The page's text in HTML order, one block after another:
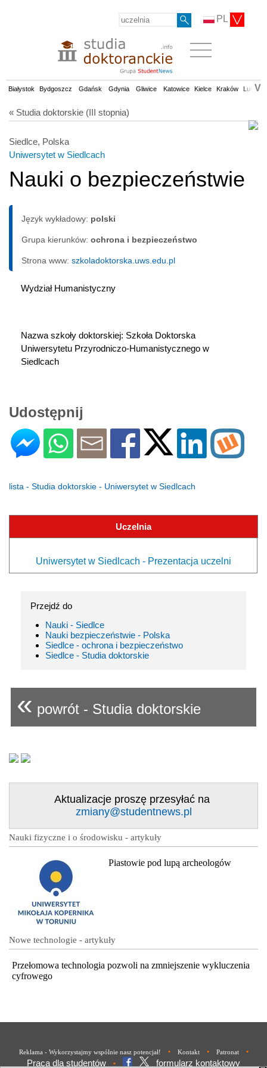
PL
Białystok Bydgoszcz Gdańsk Gdynia Gliwice Katowice Kielce Kraków Lublin
V
« Studia doktorskie (III stopnia)
Siedlce, Polska
Uniwersytet w Siedlcach
Nauki o bezpieczeństwie
Język wykładowy: polski
Grupa kierunków: ochrona i bezpieczeństwo
Strona www: szkoladoktorska.uws.edu.pl
Wydział Humanistyczny
Nazwa szkoły doktorskiej: Szkoła Doktorska
Uniwersytetu Przyrodniczo-Humanistycznego w
Siedlcach
Udostępnij
lista - Studia doktorskie - Uniwersytet w Siedlcach
Uczelnia
Uniwersytet w Siedlcach - Prezentacja uczelni
Przejdź do
Nauki - Siedlce
Nauki bezpieczeństwie - Polska
Siedlce - ochrona i bezpieczeństwo
Siedlce - Studia doktorskie
« powrót - Studia doktorskie
Aktualizacje proszę przesyłać na
zmiany@studentnews.pl
Nauki fizyczne i o środowisku - artykuły
Piastowie pod lupą archeologów
Nowe technologie - artykuły
Przełomowa technologia pozwoli na zmniejszenie wykluczenia
cyfrowego
Reklama - Wykorzystajmy wspólnie nasz potencjał! • Kontakt • Patronat •
Praca dla studentów • formularz kontaktowy